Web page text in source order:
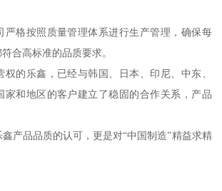
严格按照质量管理体系进行生产管理，确保每
合高标准的品质要求。
的乐鑫，已经与韩国、日本、印尼、中东、
家和地区的客户建立了稳固的合作关系，产品
产品品质的认可，更是对“中国制造”精益求精